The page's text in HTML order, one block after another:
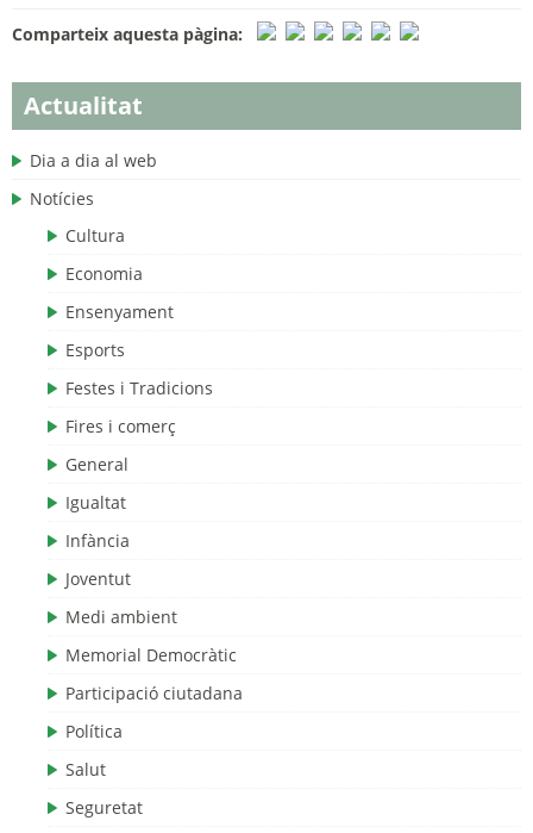
Actualitat
Dia a dia al web
Notícies
Cultura
Economia
Ensenyament
Esports
Festes i Tradicions
Fires i comerç
General
Igualtat
Infància
Joventut
Medi ambient
Memorial Democràtic
Participació ciutadana
Política
Salut
Seguretat
Comparteix aquesta pàgina: